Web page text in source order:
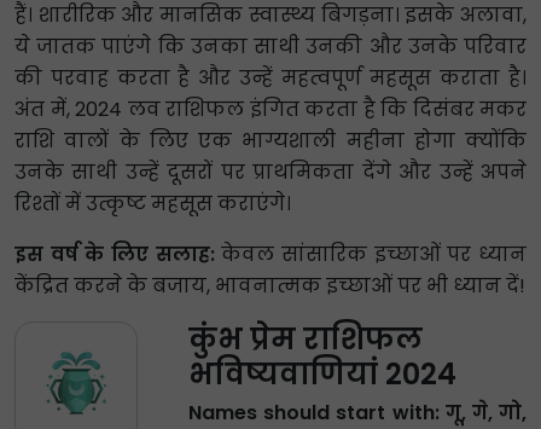
हैं। शारीरिक और मानसिक स्वास्थ्य बिगड़ना। इसके अलावा,
ये जातक पाएंगे कि उनका साथी उनकी और उनके परिवार
की परवाह करता है और उन्हें महत्वपूर्ण महसूस कराता है।
अंत में, 2024 लव राशिफल इंगित करता है कि दिसंबर मकर
राशि वालों के लिए एक भाग्यशाली महीना होगा क्योंकि
उनके साथी उन्हें दूसरों पर प्राथमिकता देंगे और उन्हें अपने
रिश्तों में उत्कृष्ट महसूस कराएंगे।
इस वर्ष के लिए सलाह: केवल सांसारिक इच्छाओं पर ध्यान
केंद्रित करने के बजाय, भावनात्मक इच्छाओं पर भी ध्यान दें!
कुंभ प्रेम राशिफल
भविष्यवाणियां 2024
Names should start with: गू, गे, गो,